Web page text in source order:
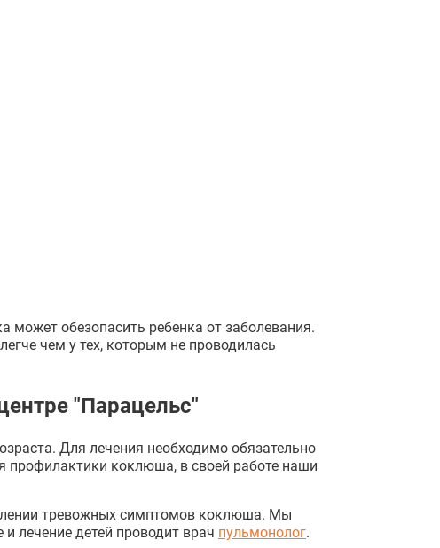
может обезопасить ребенка от заболевания.
чем у тех, которым не проводилась
"Парацельс"
Для лечения необходимо обязательно
профилактики коклюша, в своей работе наши
тревожных симптомов коклюша. Мы
лечение детей проводит врач пульмонолог.